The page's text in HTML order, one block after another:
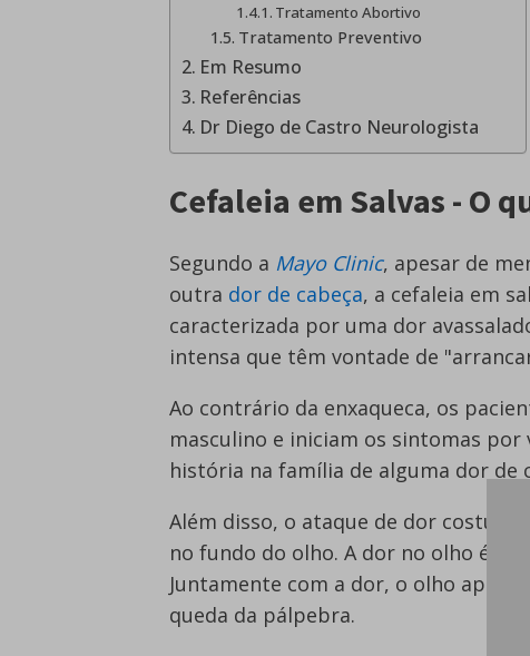
Tratamento Abortivo
Tratamento Preventivo
Em Resumo
Referências
Dr Diego de Castro Neurologista
Cefaleia em Salvas - O
Segundo a Mayo Clinic, apesar de
outra dor de cabeça, a cefaleia em
caracterizada por uma dor
intensa que têm vontade de
Ao contrário da enxaqueca, os
masculino e iniciam os sintomas por
história na família de alguma dor de
Além disso, o ataque de dor
no fundo do olho. A dor no olho é
Juntamente com a dor, o olho
queda da pálpebra.